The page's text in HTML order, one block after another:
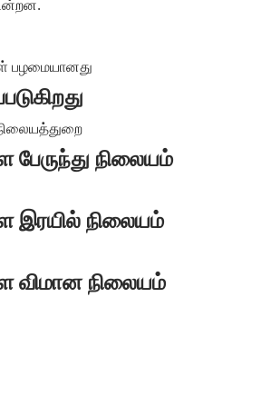
பழமையானது
பேருந்து நிலையம்
இரயில் நிலையம்
விமான நிலையம்